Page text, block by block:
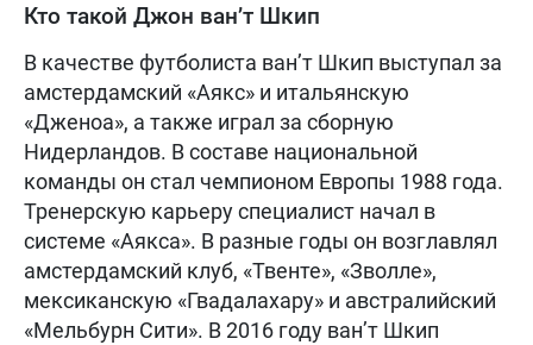
Кто такой Джон ван’т Шкип
В качестве футболиста ван’т Шкип выступал за
амстердамский «Аякс» и итальянскую
«Дженоа», а также играл за сборную
Нидерландов. В составе национальной
команды он стал чемпионом Европы 1988 года.
Тренерскую карьеру специалист начал в
системе «Аякса». В разные годы он возглавлял
амстердамский клуб, «Твенте», «Зволле»,
мексиканскую «Гвадалахару» и австралийский
«Мельбурн Сити». В 2016 году ван’т Шкип